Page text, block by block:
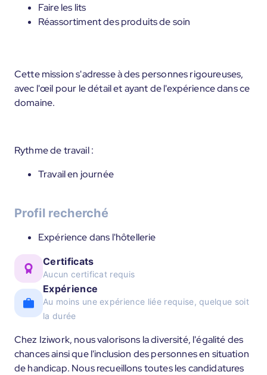
Faire les lits
Réassortiment des produits de soin
Cette mission s'adresse à des personnes rigoureuses,
avec l'œil pour le détail et ayant de l'expérience dans ce
domaine.
Rythme de travail :
Travail en journée
Profil recherché
Expérience dans l'hôtellerie
Certificats
Aucun certificat requis
Expérience
Au moins une expérience liée requise, quelque soit
la durée
Chez Iziwork, nous valorisons la diversité, l'égalité des
chances ainsi que l'inclusion des personnes en situation
de handicap. Nous recueillons toutes les candidatures